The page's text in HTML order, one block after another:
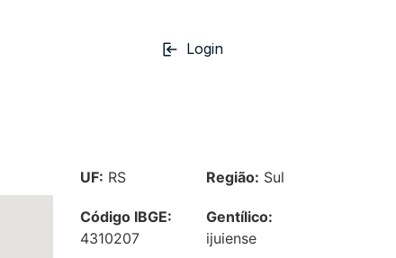
Login
UF: RS Região: Sul
Código IBGE:
4310207
Gentílico:
ijuiense